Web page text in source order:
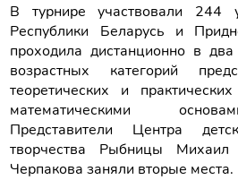
В турнире участвовали 244
Республики Беларусь и
проходила дистанционно в
возрастных категорий
теоретических и
математическими
Представители Центра
творчества Рыбницы
Черпакова заняли вторые места.